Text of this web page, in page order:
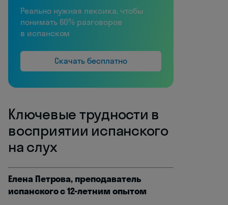
Реально нужная лексика, чтобы
понимать 60% разговоров
в испанском
Скачать бесплатно
Ключевые трудности в
восприятии испанского
на слух
Елена Петрова, преподаватель
испанского с 12-летним опытом